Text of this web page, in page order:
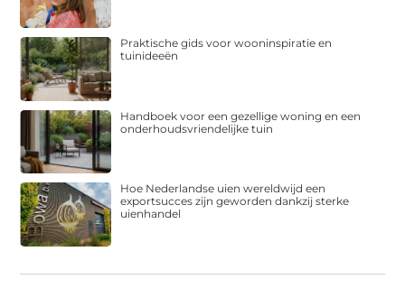
Praktische gids voor wooninspiratie en
tuinideeën
Handboek voor een gezellige woning en een
onderhoudsvriendelijke tuin
Hoe Nederlandse uien wereldwijd een
exportsucces zijn geworden dankzij sterke
uienhandel